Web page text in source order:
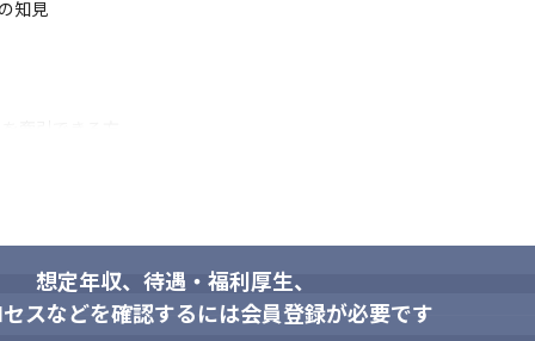
即戦力として活躍できる環境があ
知見
が取れる方
方
想定年収、待遇・福利厚生、
スなどを確認するには会員登録が必要です